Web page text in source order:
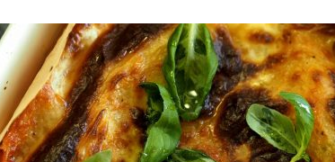
hillot ja